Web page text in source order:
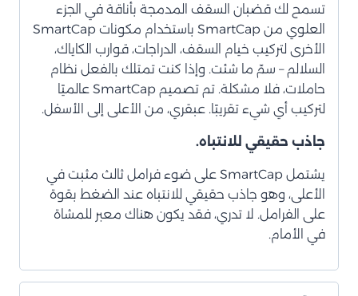
تسمح لك قضبان السقف المدمجة بأناقة في الجزء
العلوي من SmartCap باستخدام مكونات SmartCap
الأخرى لتركيب خيام السقف، الدراجات، قوارب الكاياك،
السلالم – سمّ ما شئت. وإذا كنت تمتلك بالفعل نظام
حاملات، فلا مشكلة. تم تصميم SmartCap عالميًا
لتركيب أي شيء تقريبًا. عبقري، من الأعلى إلى الأسفل.
جاذب حقيقي للانتباه.
يشتمل SmartCap على ضوء فرامل ثالث مثبت في
الأعلى، وهو جاذب حقيقي للانتباه عند الضغط بقوة
على الفرامل. لا تدري، فقد يكون هناك معبر للمشاة
في الأمام.